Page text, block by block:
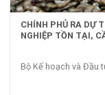
CHÍNH PHỦ RA DỰ
NGHIỆP TỒN TẠI,
Bộ Kế hoạch và Đầu